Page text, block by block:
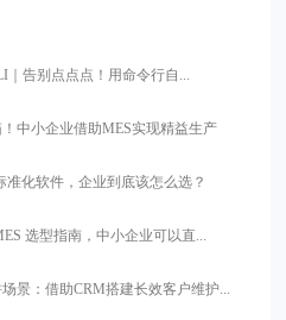
｜告别点点点！用命令行自...
中小企业借助MES实现精益生产
准化软件，企业到底该怎么选？
选型指南，中小企业可以直...
景：借助CRM搭建长效客户维护...